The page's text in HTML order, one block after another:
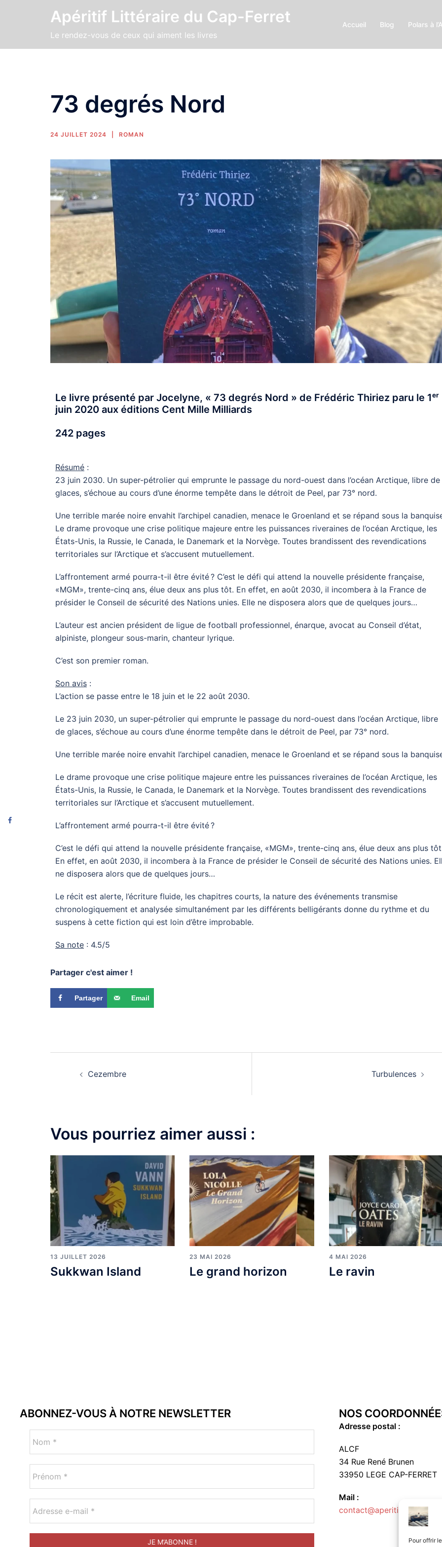
Pour offrir
Apéritif Littéraire du Cap-Ferret
Le rendez-vous de ceux qui aiment les livres
Accueil Blog Polars à
73 degrés Nord
24 JUILLET 2024 ROMAN
Le livre présenté par Jocelyne, « 73 degrés Nord » de Frédéric Thiriez paru le 1ᵉʳ
juin 2020 aux éditions Cent Mille Milliards
242 pages
Résumé :
23 juin 2030. Un super-pétrolier qui emprunte le passage du nord-ouest dans l’océan Arctique, libre de
glaces, s’échoue au cours d’une énorme tempête dans le détroit de Peel, par 73° nord.
Une terrible marée noire envahit l’archipel canadien, menace le Groenland et se répand sous la
Le drame provoque une crise politique majeure entre les puissances riveraines de l’océan Arctique, les
États-Unis, la Russie, le Canada, le Danemark et la Norvège. Toutes brandissent des revendications
territoriales sur l’Arctique et s’accusent mutuellement.
L’affrontement armé pourra-t-il être évité ? C’est le défi qui attend la nouvelle présidente française,
«MGM», trente-cinq ans, élue deux ans plus tôt. En effet, en août 2030, il incombera à la France de
présider le Conseil de sécurité des Nations unies. Elle ne disposera alors que de quelques jours…
L’auteur est ancien président de ligue de football professionnel, énarque, avocat au Conseil d’état,
alpiniste, plongeur sous-marin, chanteur lyrique.
C’est son premier roman.
Son avis :
L’action se passe entre le 18 juin et le 22 août 2030.
Le 23 juin 2030, un super-pétrolier qui emprunte le passage du nord-ouest dans l’océan Arctique, libre
de glaces, s’échoue au cours d’une énorme tempête dans le détroit de Peel, par 73° nord.
Une terrible marée noire envahit l’archipel canadien, menace le Groenland et se répand sous la
Le drame provoque une crise politique majeure entre les puissances riveraines de l’océan Arctique, les
États-Unis, la Russie, le Canada, le Danemark et la Norvège. Toutes brandissent des revendications
territoriales sur l’Arctique et s’accusent mutuellement.
L’affrontement armé pourra-t-il être évité ?
C’est le défi qui attend la nouvelle présidente française, «MGM», trente-cinq ans, élue deux ans plus
En effet, en août 2030, il incombera à la France de présider le Conseil de sécurité des Nations unies.
ne disposera alors que de quelques jours…
Le récit est alerte, l’écriture fluide, les chapitres courts, la nature des événements transmise
chronologiquement et analysée simultanément par les différents belligérants donne du rythme et du
suspens à cette fiction qui est loin d’être improbable.
Sa note : 4.5/5
Partager c'est aimer !
Partager Email
Cezembre Turbulences
Vous pourriez aimer aussi :
13 JUILLET 2026
Sukkwan Island
23 MAI 2026
Le grand horizon
4 MAI 2026
Le ravin
ABONNEZ-VOUS À NOTRE NEWSLETTER NOS
Adresse postal :
ALCF
34 Rue René Brunen
33950 LEGE CAP-FERRET
Mail :
contact@aperitif-litteraire-